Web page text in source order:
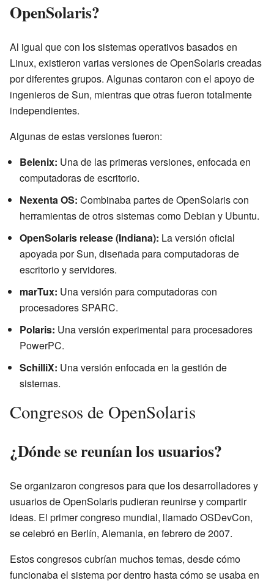
OpenSolaris?
Al igual que con los sistemas operativos basados en
Linux, existieron varias versiones de OpenSolaris creadas
por diferentes grupos. Algunas contaron con el apoyo de
ingenieros de Sun, mientras que otras fueron totalmente
independientes.
Algunas de estas versiones fueron:
Belenix: Una de las primeras versiones, enfocada en
computadoras de escritorio.
Nexenta OS: Combinaba partes de OpenSolaris con
herramientas de otros sistemas como Debian y Ubuntu.
OpenSolaris release (Indiana): La versión oficial
apoyada por Sun, diseñada para computadoras de
escritorio y servidores.
marTux: Una versión para computadoras con
procesadores SPARC.
Polaris: Una versión experimental para procesadores
PowerPC.
SchilliX: Una versión enfocada en la gestión de
sistemas.
Congresos de OpenSolaris
¿Dónde se reunían los usuarios?
Se organizaron congresos para que los desarrolladores y
usuarios de OpenSolaris pudieran reunirse y compartir
ideas. El primer congreso mundial, llamado OSDevCon,
se celebró en Berlín, Alemania, en febrero de 2007.
Estos congresos cubrían muchos temas, desde cómo
funcionaba el sistema por dentro hasta cómo se usaba en